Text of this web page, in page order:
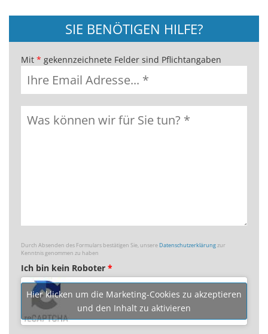
SIE BENÖTIGEN HILFE?
Mit * gekennzeichnete Felder sind Pflichtangaben
Durch Absenden des Formulars bestätigen Sie, unsereDatenschutzerklärungzur
Kenntnis genommen zu haben
Ich bin kein Roboter *
Hier klicken um die Marketing-Cookies zu akzeptieren
und den Inhalt zu aktivieren